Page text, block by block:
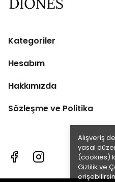
Alışveriş
yasal
(cookies)
Gizlilik ve
Kategoriler
Hesabım
Hakkımızda
Sözleşme ve Politika